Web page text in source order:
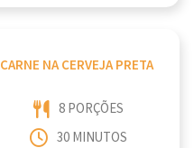
CARNE NA CERVEJA PRETA
8 PORÇÕES
30 MINUTOS